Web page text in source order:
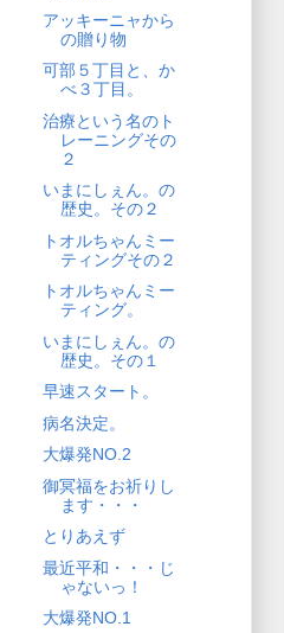
アッキーニャから
の贈り物
可部５丁目と、か
べ３丁目。
治療という名のト
レーニングその
２
いまにしぇん。の
歴史。その２
トオルちゃんミー
ティングその２
トオルちゃんミー
ティング。
いまにしぇん。の
歴史。その１
早速スタート。
病名決定。
大爆発NO.2
御冥福をお祈りし
ます・・・
とりあえず
最近平和・・・じ
ゃないっ！
大爆発NO.1